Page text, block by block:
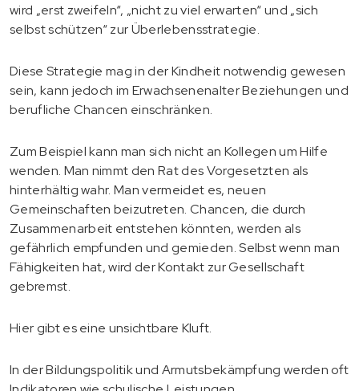
wird „erst zweifeln“, „nicht zu viel erwarten“ und „sich
selbst schützen“ zur Überlebensstrategie.
Diese Strategie mag in der Kindheit notwendig gewesen
sein, kann jedoch im Erwachsenenalter Beziehungen und
berufliche Chancen einschränken.
Zum Beispiel kann man sich nicht an Kollegen um Hilfe
wenden. Man nimmt den Rat des Vorgesetzten als
hinterhältig wahr. Man vermeidet es, neuen
Gemeinschaften beizutreten. Chancen, die durch
Zusammenarbeit entstehen könnten, werden als
gefährlich empfunden und gemieden. Selbst wenn man
Fähigkeiten hat, wird der Kontakt zur Gesellschaft
gebremst.
Hier gibt es eine unsichtbare Kluft.
In der Bildungspolitik und Armutsbekämpfung werden oft